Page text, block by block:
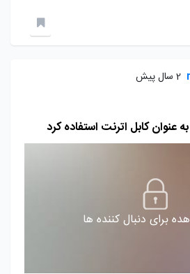
2 سال پیش
عنوان کابل اترنت استفاده کرد
برای دنبال کننده ها